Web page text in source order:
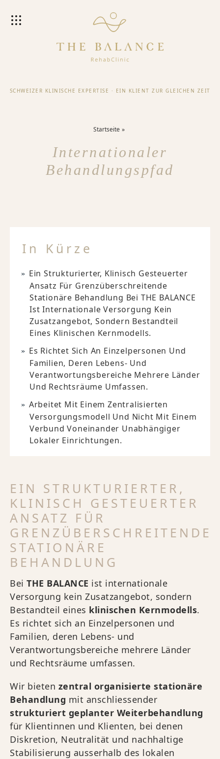
SCHWEIZER KLINISCHE EXPERTISE · EIN KLIENT ZUR GLEICHEN ZEIT
Startseite
Internationaler
Behandlungspfad
In Kürze
Ein Strukturierter, Klinisch Gesteuerter
Ansatz Für Grenzüberschreitende
Stationäre Behandlung Bei THE BALANCE
Ist Internationale Versorgung Kein
Zusatzangebot, Sondern Bestandteil
Eines Klinischen Kernmodells.
Es Richtet Sich An Einzelpersonen Und
Familien, Deren Lebens- Und
Verantwortungsbereiche Mehrere Länder
Und Rechtsräume Umfassen.
Arbeitet Mit Einem Zentralisierten
Versorgungsmodell Und Nicht Mit Einem
Verbund Voneinander Unabhängiger
Lokaler Einrichtungen.
EIN STRUKTURIERTER,
KLINISCH GESTEUERTER
ANSATZ FÜR
GRENZÜBERSCHREITENDE
STATIONÄRE
BEHANDLUNG
Bei THE BALANCE ist internationale
Versorgung kein Zusatzangebot, sondern
Bestandteil eines klinischen Kernmodells.
Es richtet sich an Einzelpersonen und
Familien, deren Lebens- und
Verantwortungsbereiche mehrere Länder
und Rechtsräume umfassen.
Wir bieten zentral organisierte stationäre
Behandlung mit anschliessender
strukturiert geplanter Weiterbehandlung
für Klientinnen und Klienten, bei denen
Diskretion, Neutralität und nachhaltige
Stabilisierung ausserhalb des lokalen